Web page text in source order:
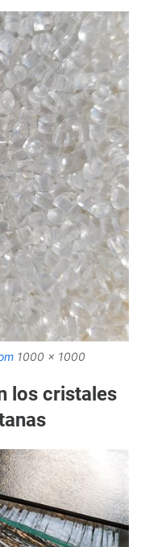
1000 x 1000
los cristales